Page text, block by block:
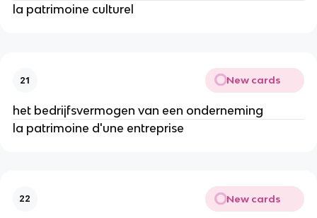
la patrimoine culturel
21 New cards
het bedrijfsvermogen van een onderneming
la patrimoine d'une entreprise
22 New cards